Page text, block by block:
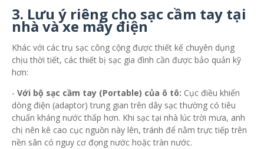
3. Lưu ý riêng cho sạc cầm tay tại
nhà và xe máy điện
Khác với các trụ sạc công cộng được thiết kế chuyên dụng
chịu thời tiết, các thiết bị sạc gia đình cần được bảo quản kỹ
hơn:
- Với bộ sạc cầm tay (Portable) của ô tô: Cục điều khiển
dòng điện (adaptor) trung gian trên dây sạc thường có tiêu
chuẩn kháng nước thấp hơn. Khi sạc tại nhà lúc trời mưa, anh
chị nên kê cao cục nguồn này lên, tránh để nằm trực tiếp trên
nền sân có nguy cơ đọng nước hoặc tràn nước.